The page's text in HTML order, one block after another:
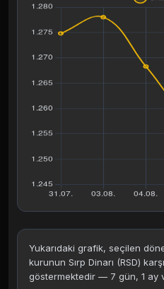
Yukarıdaki grafik, seçilen
kurunun Sırp Dinarı (RSD)
göstermektedir — 7 gün, 1 ay